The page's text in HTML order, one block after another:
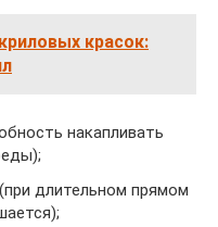
красок:
накапливать
длительном прямом